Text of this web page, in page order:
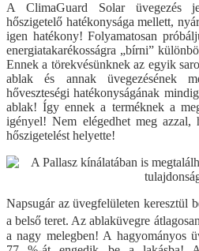
A ClimaGuard Solar üvegezés
hőszigetelő hatékonysága mellett,
igen hatékony! Folyamatosan
energiatakarékosságra „bírni”
Ennek a törekvésünknek az egyik
ablak és annak üvegezésének
hőveszteségi hatékonyságának
ablak! Így ennek a terméknek a
igényel! Nem elégedhet meg azzal,
hőszigetelést helyette!
Napsugár az üvegfelületen keresztül
a belső teret. Az ablaküvegre
a nagy melegben! A hagyományos